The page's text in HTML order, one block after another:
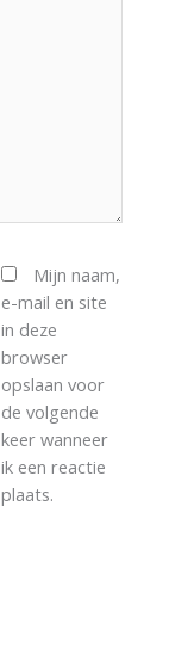
Mijn naam,
e-mail en site
in deze
browser
opslaan voor
de volgende
keer wanneer
ik een reactie
plaats.